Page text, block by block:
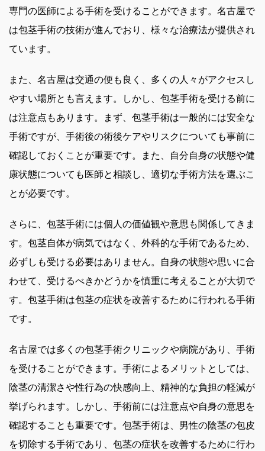
専門の医師による手術を受けることができます。名古屋で
は包茎手術の技術が進んでおり、様々な治療法が提供され
ています。
また、名古屋は交通の便も良く、多くの人々がアクセスし
やすい場所とも言えます。しかし、包茎手術を受ける前に
は注意点もあります。まず、包茎手術は一般的には安全な
手術ですが、手術後の術後ケアやリスクについても事前に
確認しておくことが重要です。また、自分自身の状態や健
康状態についても医師と相談し、適切な手術方法を選ぶこ
とが必要です。
さらに、包茎手術には個人の価値観や意思も関係してきま
す。包茎自体が病気ではなく、外科的な手術であるため、
必ずしも受ける必要はありません。自身の状態や思いに合
わせて、受けるべきかどうかを慎重に考えることが大切で
す。包茎手術は包茎の症状を改善するために行われる手術
です。
名古屋では多くの包茎手術クリニックや病院があり、手術
を受けることができます。手術によるメリットとしては、
陰茎の清潔さや性行為の快感向上、精神的な負担の軽減が
挙げられます。しかし、手術前には注意点や自身の意思を
確認することも重要です。包茎手術は、男性の陰茎の包皮
を切除する手術であり、包茎の症状を改善するために行わ